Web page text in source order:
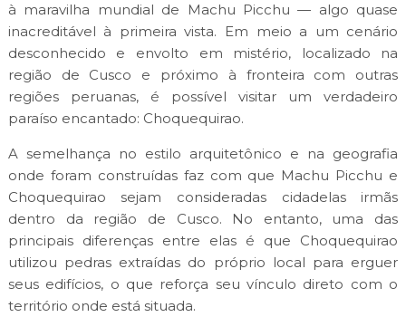
à maravilha mundial de Machu Picchu — algo quase
inacreditável à primeira vista. Em meio a um cenário
desconhecido e envolto em mistério, localizado na
região de Cusco e próximo à fronteira com outras
regiões peruanas, é possível visitar um verdadeiro
paraíso encantado: Choquequirao.
A semelhança no estilo arquitetônico e na geografia
onde foram construídas faz com que Machu Picchu e
Choquequirao sejam consideradas cidadelas irmãs
dentro da região de Cusco. No entanto, uma das
principais diferenças entre elas é que Choquequirao
utilizou pedras extraídas do próprio local para erguer
seus edifícios, o que reforça seu vínculo direto com o
território onde está situada.